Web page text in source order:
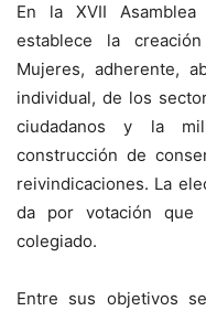
En la XVII
establece la
Mujeres, adherente,
individual, de los
ciudadanos y la
construcción de
reivindicaciones. La
da por votación que
colegiado.
Entre sus objetivos